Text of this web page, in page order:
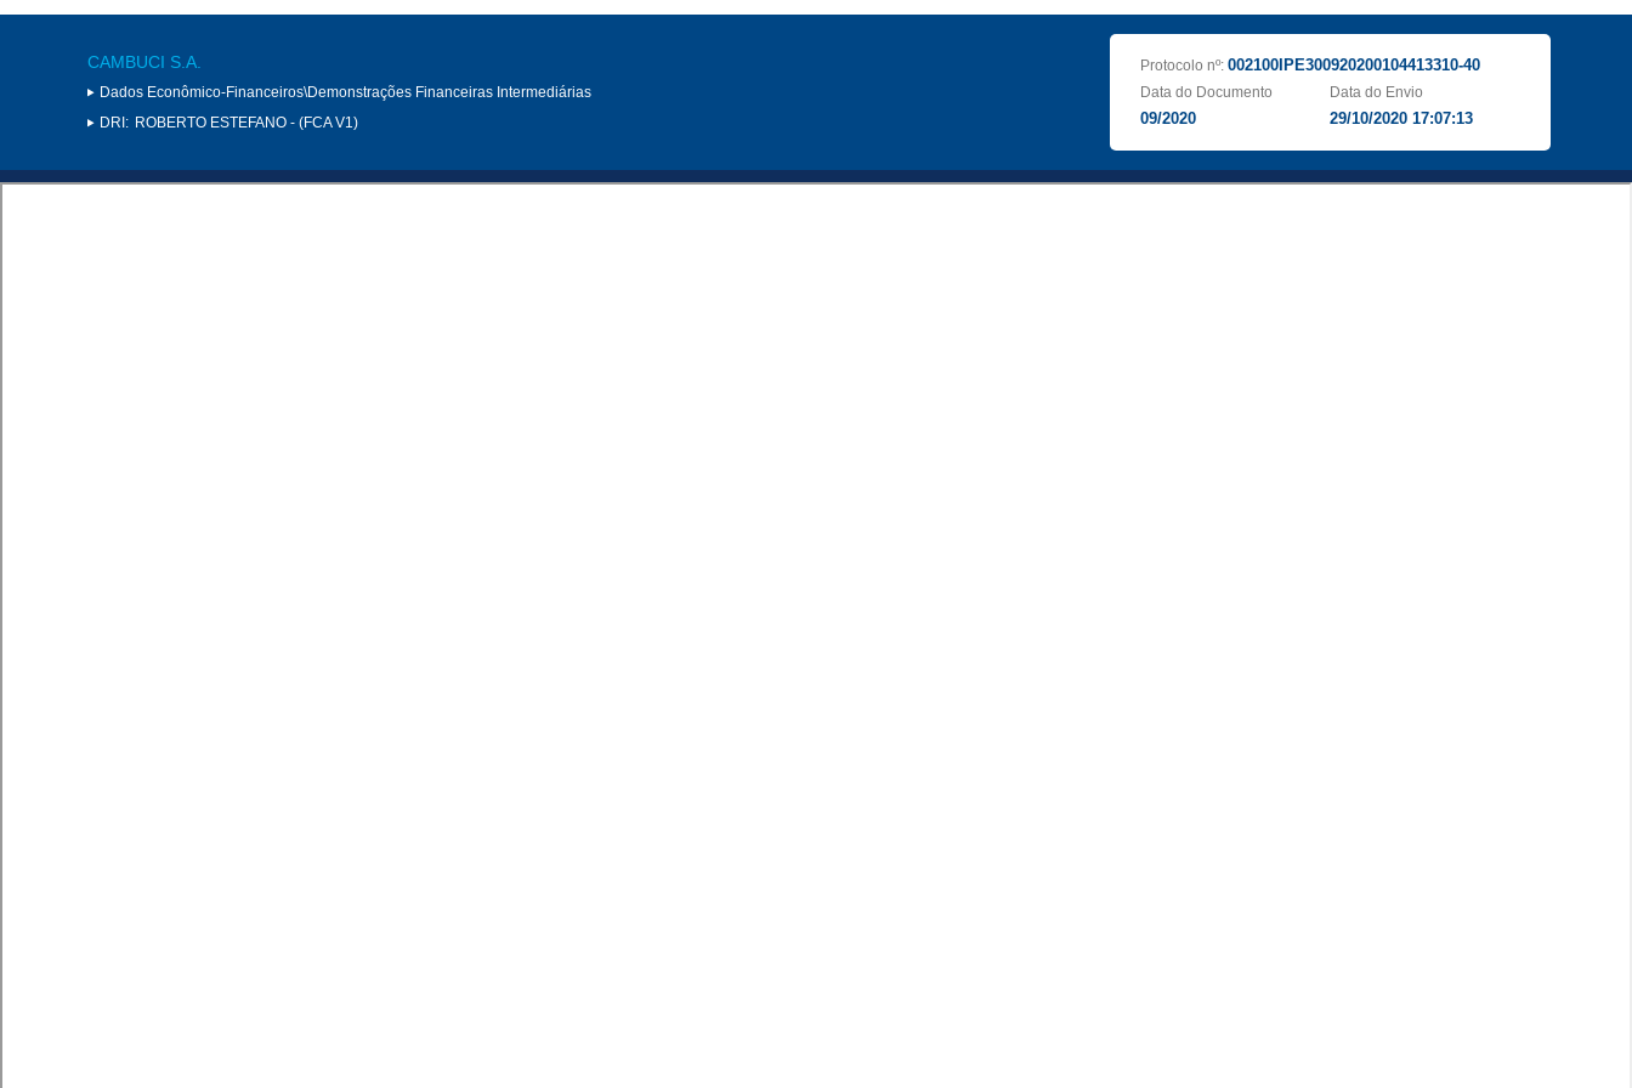
CAMBUCI S.A.
Dados Econômico-Financeiros\Demonstrações Financeiras Intermediárias
DRI: ROBERTO ESTEFANO - (FCA V1)
Protocolo nº: 002100IPE300920200104413310-40
Data do Documento
09/2020
Data do Envio
29/10/2020 17:07:13